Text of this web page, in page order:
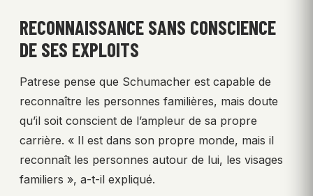
RECONNAISSANCE SANS CONSCIENCE
DE SES EXPLOITS
Patrese pense que Schumacher est capable de
reconnaître les personnes familières, mais doute
qu’il soit conscient de l’ampleur de sa propre
carrière. « Il est dans son propre monde, mais il
reconnaît les personnes autour de lui, les visages
familiers », a-t-il expliqué.